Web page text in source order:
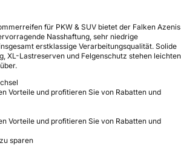
für PKW & SUV bietet der Falken Azenis
Nasshaftung, sehr niedrige
erstklassige Verarbeitungsqualität. Solide
XL-Lastreserven und Felgenschutz stehen leichten
Vorteile und profitieren Sie von Rabatten und
Vorteile und profitieren Sie von Rabatten und
sparen